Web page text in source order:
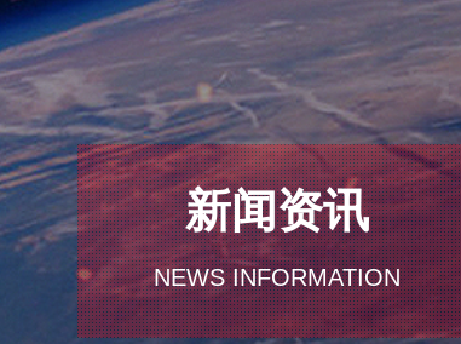
新闻资讯
NEWS INFORMATION